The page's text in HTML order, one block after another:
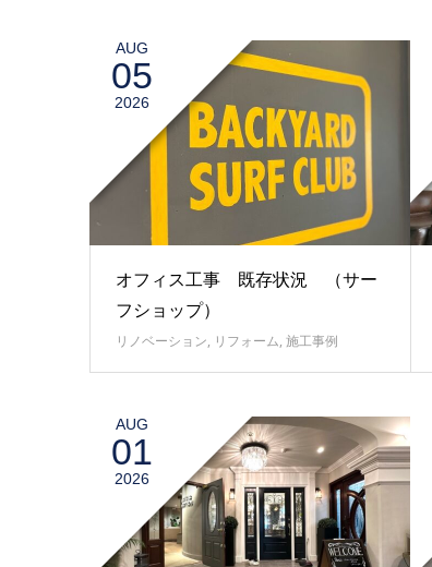
AUG
05
2026
オフィス工事 既存状況 （サー
フショップ）
リノベーション, リフォーム, 施工事例
AUG
01
2026